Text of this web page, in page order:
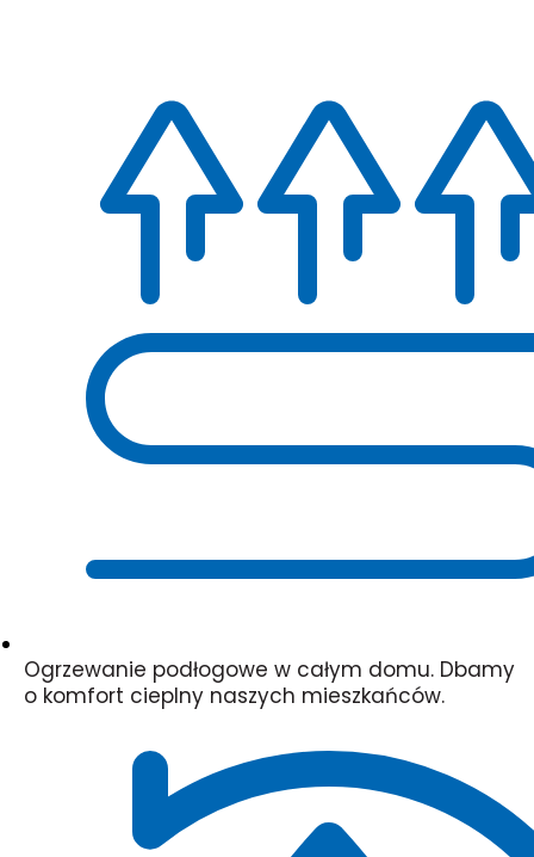
Ogrzewanie podłogowe w całym domu. Dbamy
o komfort cieplny naszych mieszkańców.